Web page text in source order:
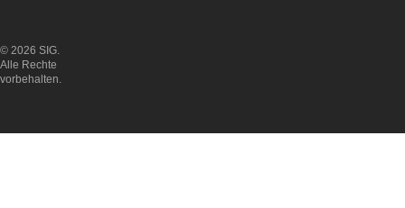
© 2026 SIG.
Alle Rechte
vorbehalten.